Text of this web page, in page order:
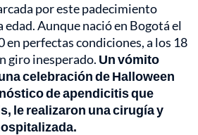
por este padecimiento
Aunque nació en Bogotá el
en perfectas condiciones, a los 18
giro inesperado. Un vómito
celebración de Halloween
de apendicitis que
le realizaron una cirugía y